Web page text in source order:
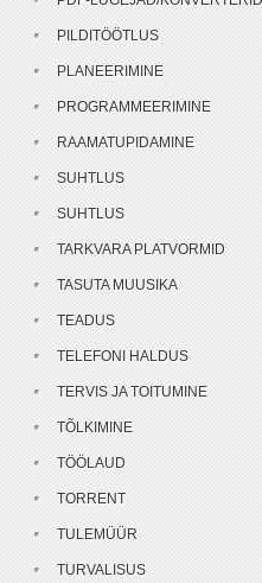
PILDITÖÖTLUS
PLANEERIMINE
PROGRAMMEERIMINE
RAAMATUPIDAMINE
SUHTLUS
SUHTLUS
TARKVARA PLATVORMID
TASUTA MUUSIKA
TEADUS
TELEFONI HALDUS
TERVIS JA TOITUMINE
TÕLKIMINE
TÖÖLAUD
TORRENT
TULEMÜÜR
TURVALISUS